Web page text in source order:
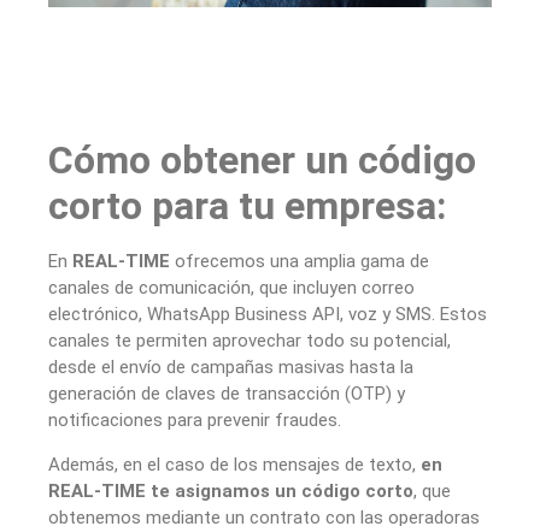
Cómo obtener un código
corto para tu empresa:
En REAL-TIME ofrecemos una amplia gama de
canales de comunicación, que incluyen correo
electrónico, WhatsApp Business API, voz y SMS. Estos
canales te permiten aprovechar todo su potencial,
desde el envío de campañas masivas hasta la
generación de claves de transacción (OTP) y
notificaciones para prevenir fraudes.
Además, en el caso de los mensajes de texto, en
REAL-TIME te asignamos un código corto, que
obtenemos mediante un contrato con las operadoras